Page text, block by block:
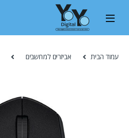
עמוד הבית אביזרים למחשבים